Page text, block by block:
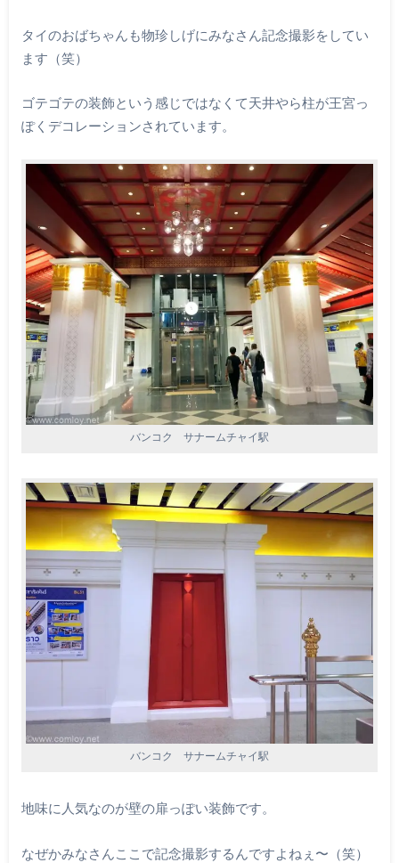
タイのおばちゃんも物珍しげにみなさん記念撮影をしてい
ます（笑）
ゴテゴテの装飾という感じではなくて天井やら柱が王宮っ
ぽくデコレーションされています。
バンコク サナームチャイ駅
バンコク サナームチャイ駅
地味に人気なのが壁の扉っぽい装飾です。
なぜかみなさんここで記念撮影するんですよねぇ〜（笑）